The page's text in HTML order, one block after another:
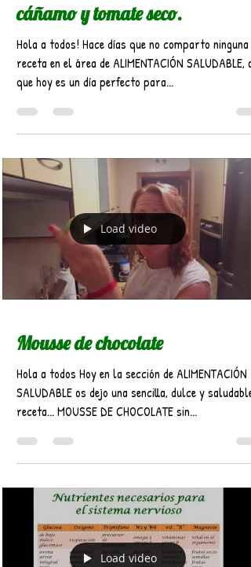
cáñamo y tomate seco.
Hola a todos! Hace días que no comparto ninguna
receta en el área de ALIMENTACIÓN SALUDABLE,
que hoy es un día perfecto para...
Load video
Mousse de chocolate
Hola a todos Hoy en la sección de ALIMENTACIÓN
SALUDABLE os dejo una sencilla, dulce y saludable
receta... MOUSSE DE CHOCOLATE sin...
Load video